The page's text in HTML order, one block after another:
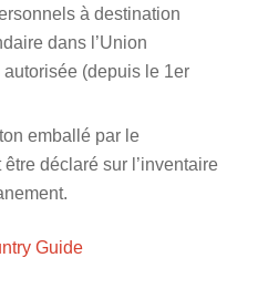
à destination
dans l’Union
(depuis le 1er
emballé par le
déclaré sur l’inventaire
Guide